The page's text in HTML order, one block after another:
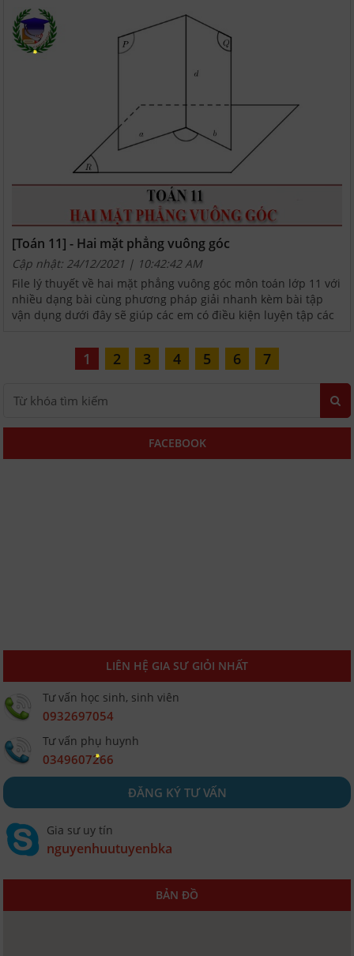
[Toán 11] - Hai mặt phẳng vuông góc
Cập nhật: 24/12/2021 | 10:42:42 AM
File lý thuyết về hai mặt phẳng vuông góc môn toán lớp 11 với
nhiều dạng bài cùng phương pháp giải nhanh kèm bài tập
vận dụng dưới đây sẽ giúp các em có điều kiện luyện tập các
1 2 3 4 5 6 7
FACEBOOK
LIÊN HỆ GIA SƯ GIỎI NHẤT
Tư vấn học sinh, sinh viên
0932697054
Tư vấn phụ huynh
0349607266
ĐĂNG KÝ TƯ VẤN
Gia sư uy tín
nguyenhuutuyenbka
BẢN ĐỒ